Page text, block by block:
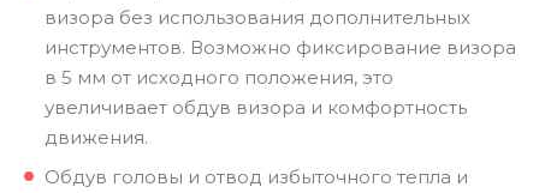
визора без использования дополнительных
инструментов. Возможно фиксирование визора
в 5 мм от исходного положения, это
увеличивает обдув визора и комфортность
движения.
Обдув головы и отвод избыточного тепла и